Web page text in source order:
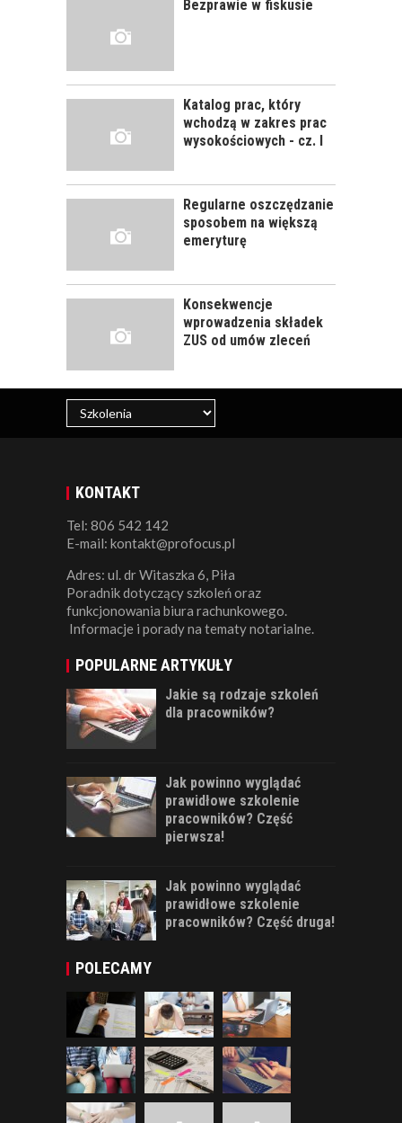
CZĘŚĆ PIERWSZA!
WYGLĄDAĆ
PRAWIDŁOWE
SZKOLENIE
PRACOWNIKÓW?
ROZWÓJ
PRACOWNIKA - JAK O
NIEGO DBAĆ?
Bezprawie w fiskusie
Katalog prac, który
wchodzą w zakres prac
wysokościowych - cz. I
Regularne oszczędzanie
sposobem na większą
emeryturę
Konsekwencje
wprowadzenia składek
ZUS od umów zleceń
KONTAKT
Tel: 806 542 142
E-mail: kontakt@profocus.pl
Adres: ul. dr Witaszka 6, Piła
Poradnik dotyczący szkoleń oraz
funkcjonowania biura rachunkowego.
Informacje i porady na tematy notarialne.
POPULARNE ARTYKUŁY
Jakie są rodzaje szkoleń
dla pracowników?
Jak powinno wyglądać
prawidłowe szkolenie
pracowników? Część
pierwsza!
Jak powinno wyglądać
prawidłowe szkolenie
pracowników? Część druga!
POLECAMY